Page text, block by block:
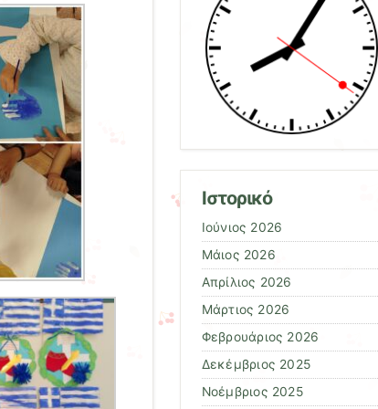
Ιστορικό
Ιούνιος 2026
Μάιος 2026
Απρίλιος 2026
Μάρτιος 2026
Φεβρουάριος 2026
Δεκέμβριος 2025
Νοέμβριος 2025